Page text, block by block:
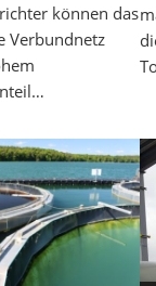
können das
Verbundnetz